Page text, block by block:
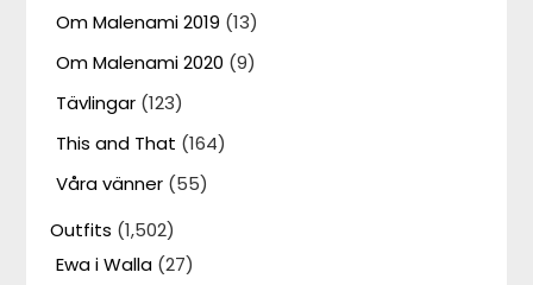
Om Malenami 2019 (13)
Om Malenami 2020 (9)
Tävlingar (123)
This and That (164)
Våra vänner (55)
Outfits (1,502)
Ewa i Walla (27)